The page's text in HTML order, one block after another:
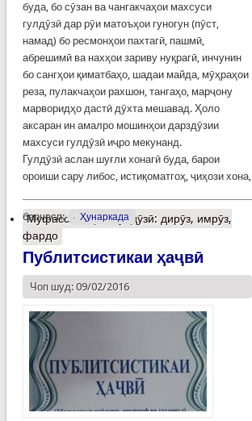
буда, бо сӯзан ва чангакчаҳои махсуси
гулдӯзӣ дар рӯи матоъҳои гуногун (пӯст,
намад) бо ресмонҳои пахтагӣ, пашмӣ,
абрешимӣ ва нахҳои зариву нуқрагӣ, инчунин
бо сангҳои қиматбаҳо, шадаи майда, мӯҳраҳои
реза, пулакчаҳои рахшон, тангаҳо, марҷону
марворидҳо дастӣ дӯхта мешавад. Ҳоло
аксаран ин амалро мошинҳои дарздӯзии
махсуси гулдӯзӣ иҷро мекунанд.
Гулдӯзӣ аслан шуғли хонагӣ буда, барои
ороиши сару либос, истиқоматгоҳ, ҷиҳози хона,
барчасп: Ҳунаркада
Муфассалтаро Гулдӯзӣ: дирӯз, имрӯз,
фардо
Публитсистикаи ҳаҷвӣ
Чоп шуд: 09/02/2016